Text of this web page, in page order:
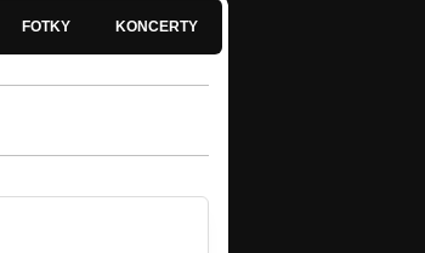
FOTKY KONCERTY